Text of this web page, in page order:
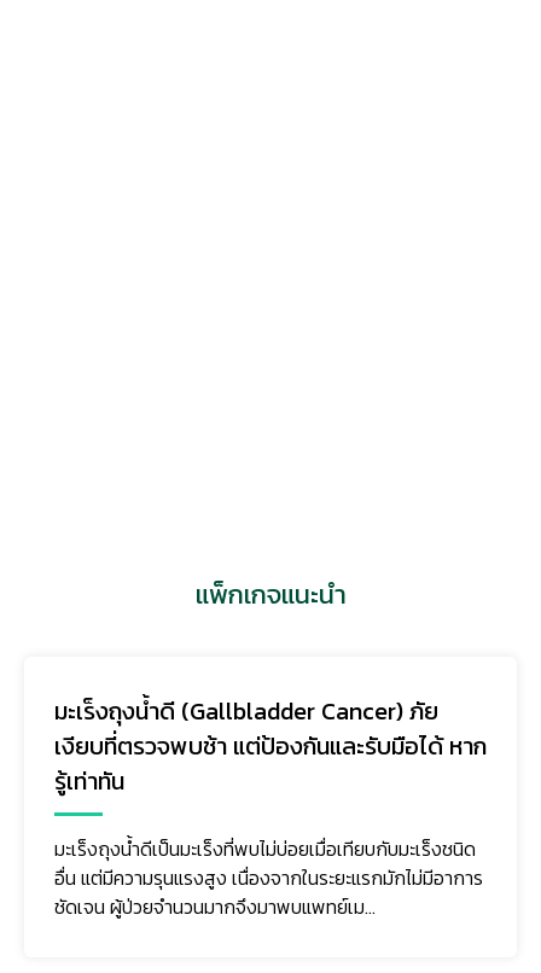
แพ็กเกจแนะนำ
มะเร็งถุงน้ำดี (Gallbladder Cancer) ภัย
เงียบที่ตรวจพบช้า แต่ป้องกันและรับมือได้ หาก
รู้เท่าทัน
มะเร็งถุงน้ำดีเป็นมะเร็งที่พบไม่บ่อยเมื่อเทียบกับมะเร็งชนิด
อื่น แต่มีความรุนแรงสูง เนื่องจากในระยะแรกมักไม่มีอาการ
ชัดเจน ผู้ป่วยจำนวนมากจึงมาพบแพทย์เม...